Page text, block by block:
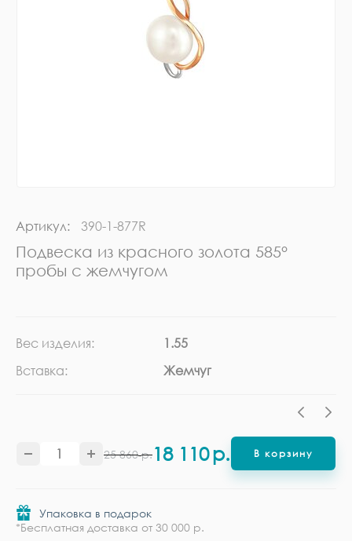
Артикул: 390-1-877R
Подвеска из красного золота 585°
пробы с жемчугом
Вес изделия:
1.55
Вставка:
Жемчуг
25 860 р.18 110р. В корзину
Упаковка в подарок
*Бесплатная доставка от 30 000 р.